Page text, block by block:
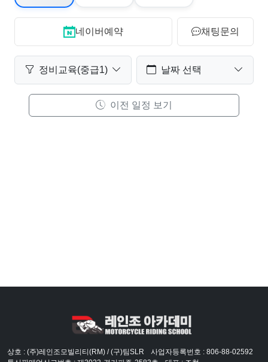
네이버예약 채팅문의
정비교육(중급1) 날짜 선택
이전 일정 보기
상호 : (주)레인조모빌리티(RM) / (구)팀SLR
사업자등록번호 : 806-88-02592